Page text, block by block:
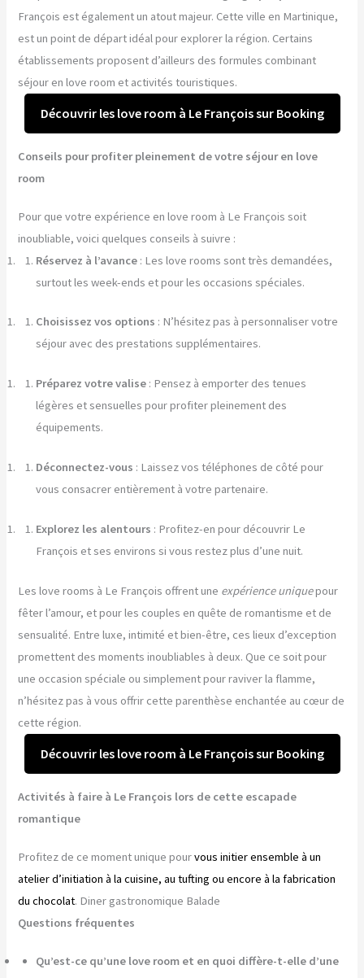
François est également un atout majeur. Cette ville en Martinique,
est un point de départ idéal pour explorer la région. Certains
établissements proposent d’ailleurs des formules combinant
séjour en love room et activités touristiques.
Découvrir les love room à Le François sur Booking
Conseils pour profiter pleinement de votre séjour en love
room
Pour que votre expérience en love room à Le François soit
inoubliable, voici quelques conseils à suivre :
Réservez à l’avance : Les love rooms sont très demandées,
surtout les week-ends et pour les occasions spéciales.
Choisissez vos options : N’hésitez pas à personnaliser votre
séjour avec des prestations supplémentaires.
Préparez votre valise : Pensez à emporter des tenues
légères et sensuelles pour profiter pleinement des
équipements.
Déconnectez-vous : Laissez vos téléphones de côté pour
vous consacrer entièrement à votre partenaire.
Explorez les alentours : Profitez-en pour découvrir Le
François et ses environs si vous restez plus d’une nuit.
Les love rooms à Le François offrent une expérience uniquepour
fêter l’amour, et pour les couples en quête de romantisme et de
sensualité. Entre luxe, intimité et bien-être, ces lieux d’exception
promettent des moments inoubliables à deux. Que ce soit pour
une occasion spéciale ou simplement pour raviver la flamme,
n’hésitez pas à vous offrir cette parenthèse enchantée au cœur de
cette région.
Découvrir les love room à Le François sur Booking
Activités à faire à Le François lors de cette escapade
romantique
Profitez de ce moment unique pourvous initier ensemble à un
atelier d’initiation à la cuisine, au tufting ou encore à la fabrication
du chocolat. Diner gastronomique Balade
Questions fréquentes
Qu’est-ce qu’une love room et en quoi diffère-t-elle d’une